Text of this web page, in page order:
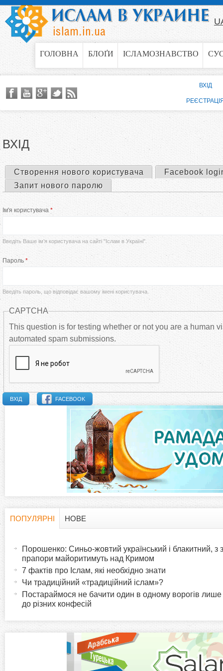
Jump to navigation
ГОЛОВНА БЛОҐИ ІСЛАМОЗНАВСТВО
ВХІД
е
в
н
н
в
к
к
Створення нового користувача
Facebook
Запит нового паролю
Ім'я користувача *
Введіть Ваше ім’я користувача на сайті "Іслам в Україні".
Пароль *
Введіть пароль, що відповідає вашому імені користувача.
CAPTCHA
This question is for testing whether or not you are a human
automated spam submissions.
FACEBOOK
ВХІД
z
ПОПУЛЯРНІ
в
НОВЕ
Порошенко: Синьо-жовтий український і блакитний, з
прапори майоритимуть над Кримом
7 фактів про Іслам, які необхідно знати
Чи традиційний «традиційний іслам»?
Постараймося не бачити один в одному ворогів лише
до різних конфесій